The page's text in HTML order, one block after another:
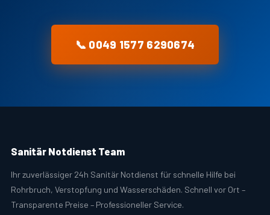
📞 0049 1577 6290674
Sanitär Notdienst Team
Ihr zuverlässiger 24h Sanitär Notdienst für schnelle Hilfe bei
Rohrbruch, Verstopfung und Wasserschäden. Schnell vor Ort –
Transparente Preise – Professioneller Service.